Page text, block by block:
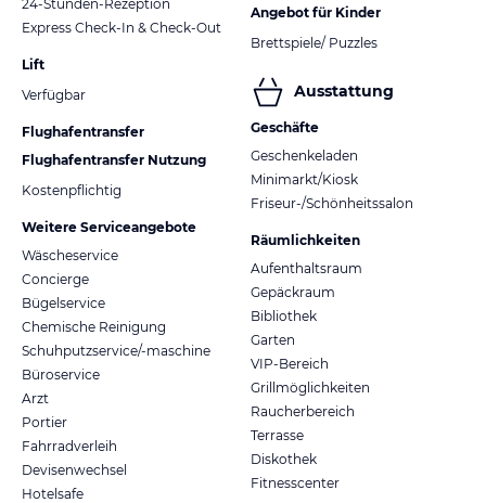
24-Stunden-Rezeption
Express Check-In & Check-Out
Lift
Verfügbar
Flughafentransfer
Flughafentransfer Nutzung
Kostenpflichtig
Weitere Serviceangebote
Wäscheservice
Concierge
Bügelservice
Chemische Reinigung
Schuhputzservice/-maschine
Büroservice
Arzt
Portier
Fahrradverleih
Devisenwechsel
Hotelsafe
Angebot für Kinder
Brettspiele/ Puzzles
Ausstattung
Geschäfte
Geschenkeladen
Minimarkt/Kiosk
Friseur-/Schönheitssalon
Räumlichkeiten
Aufenthaltsraum
Gepäckraum
Bibliothek
Garten
VIP-Bereich
Grillmöglichkeiten
Raucherbereich
Terrasse
Diskothek
Fitnesscenter